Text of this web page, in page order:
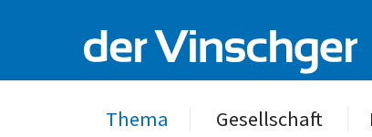
Thema Gesellschaft